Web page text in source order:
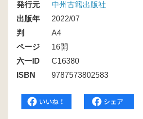
発行元
中州古籍出版社
出版年
2022/07
判
A4
ページ
16開
六一ID
C16380
ISBN
9787573802583